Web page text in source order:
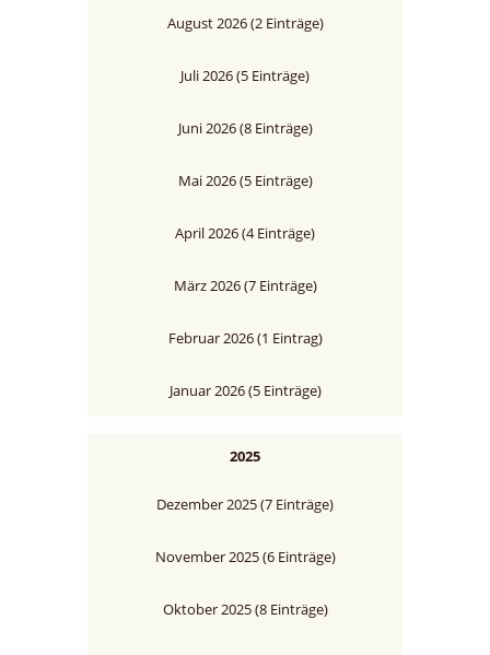
August 2026 (2 Einträge)
Juli 2026 (5 Einträge)
Juni 2026 (8 Einträge)
Mai 2026 (5 Einträge)
April 2026 (4 Einträge)
März 2026 (7 Einträge)
Februar 2026 (1 Eintrag)
Januar 2026 (5 Einträge)
2025
Dezember 2025 (7 Einträge)
November 2025 (6 Einträge)
Oktober 2025 (8 Einträge)